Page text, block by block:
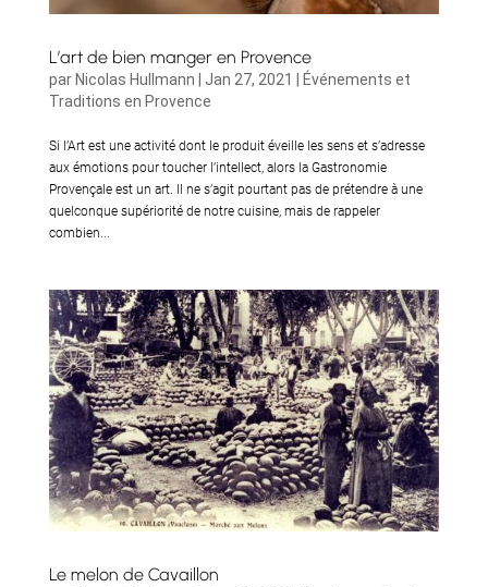
L’art de bien manger en Provence
par Nicolas Hullmann Jan 27, 2021
Événements et
Traditions en Provence
Si l’Art est une activité dont le produit éveille les sens et s’adresse
aux émotions pour toucher l’intellect, alors la Gastronomie
Provençale est un art. Il ne s’agit pourtant pas de prétendre à une
quelconque supériorité de notre cuisine, mais de rappeler
combien...
Le melon de Cavaillon